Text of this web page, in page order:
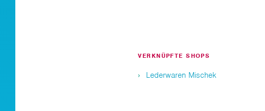
VERKNÜPFTE SHOPS
Lederwaren Mischek